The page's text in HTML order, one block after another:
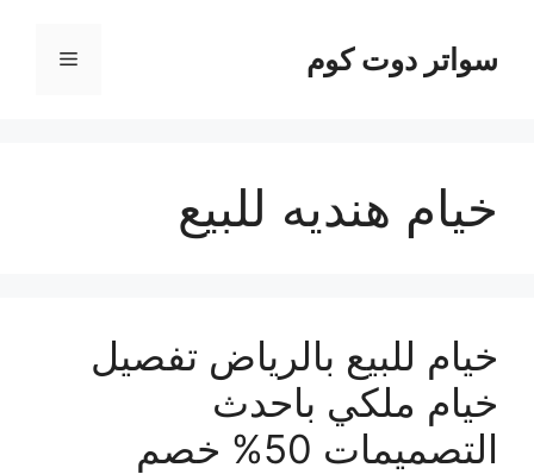
المحتوىسواتر دوت كوم القائمة
خيام هنديه للبيع
خيام للبيع بالرياض تفصيل
خيام ملكي باحدث
التصميمات 50% خصم